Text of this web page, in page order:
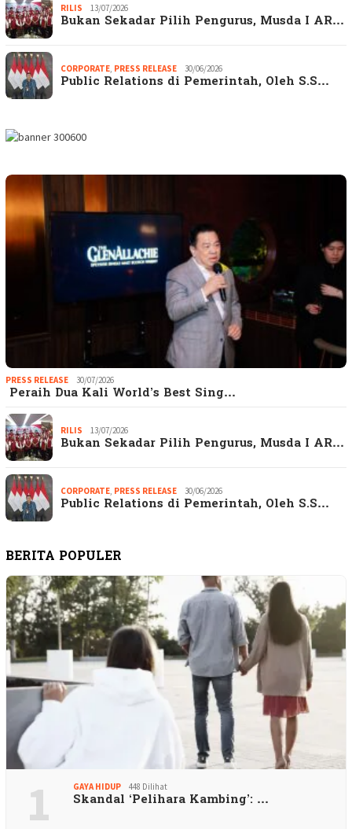
RILIS 13/07/2026
Bukan Sekadar Pilih Pengurus, Musda I AR…
CORPORATE PRESS RELEASE 30/06/2026
Public Relations di Pemerintah, Oleh S.S…
PRESS RELEASE 30/07/2026
Peraih Dua Kali World’s Best Sing…
RILIS 13/07/2026
Bukan Sekadar Pilih Pengurus, Musda I AR…
CORPORATE PRESS RELEASE 30/06/2026
Public Relations di Pemerintah, Oleh S.S…
BERITA POPULER
1 GAYA HIDUP 448 Dilihat
Skandal ‘Pelihara Kambing’: …